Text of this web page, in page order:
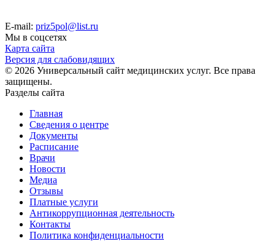
E-mail: priz5pol@list.ru
Мы в соцсетях
Карта сайта
Версия для слабовидящих
© 2026 Универсальный сайт медицинских услуг. Все права
защищены.
Разделы сайта
Главная
Сведения о центре
Документы
Расписание
Врачи
Новости
Медиа
Отзывы
Платные услуги
Антикоррупционная деятельность
Контакты
Политика конфиденциальности